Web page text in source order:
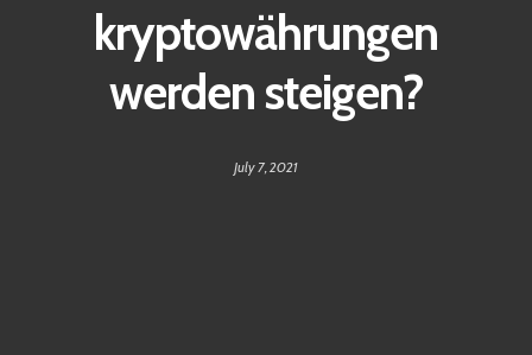
kryptowährungen
werden steigen?
July 7, 2021